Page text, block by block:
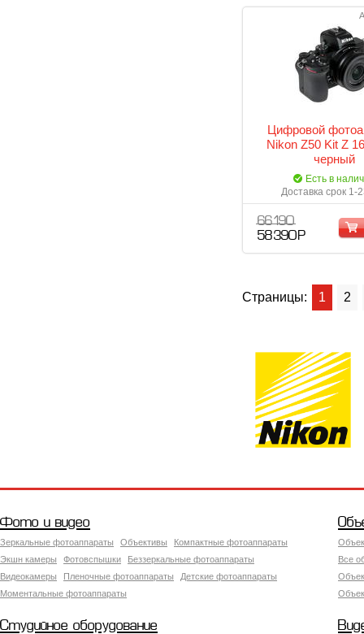
Цифровой
Nikon Z50 Kit Z
черный
Есть в
Доставка срок 1-
66 190
58 390 Р
Страницы: 1 2
Фото и видео
Зеркальные фотоаппараты Объективы
Компактные фотоаппараты
Экшн камеры
Фотовспышки
Беззеркальные фотоаппараты
Видеокамеры
Пленочные фотоаппараты
Детские фотоаппараты
Моментальные фотоаппараты
Все
Студийное оборудование